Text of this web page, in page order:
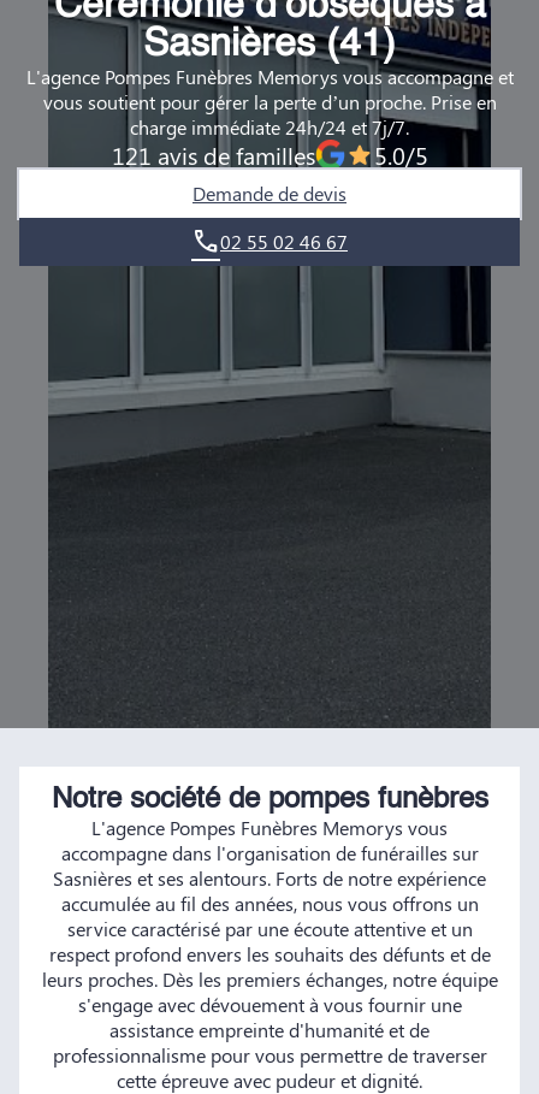
DEMANDE DE RENDEZ-VOUS EN AGENCE
QUI SOMMES-NOUS ?
NOUS REJOINDRE
Sasnières (41)
L'agence Pompes Funèbres Memorys vous accompagne et
vous soutient pour gérer la perte d’un proche. Prise en
charge immédiate 24h/24 et 7j/7.
121 avis de familles 5.0/5
Demande de devis
02 55 02 46 67
Notre société de pompes funèbres
L'agence Pompes Funèbres Memorys vous
accompagne dans l'organisation de funérailles sur
Sasnières et ses alentours. Forts de notre expérience
accumulée au fil des années, nous vous offrons un
service caractérisé par une écoute attentive et un
respect profond envers les souhaits des défunts et de
leurs proches. Dès les premiers échanges, notre équipe
s'engage avec dévouement à vous fournir une
assistance empreinte d'humanité et de
professionnalisme pour vous permettre de traverser
cette épreuve avec pudeur et dignité.